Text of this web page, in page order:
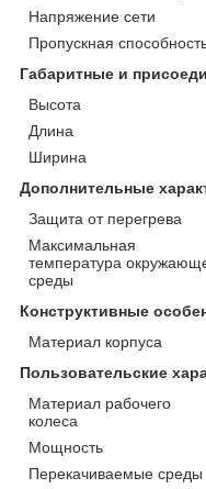
Напряжение сети
Пропускная
Габаритные и
Высота
Длина
Ширина
Дополнительные
Защита от перегрева
Максимальная
температура
среды
Конструктивные
Материал корпуса
Пользовательские
Материал рабочего
колеса
Мощность
Перекачиваемые среды